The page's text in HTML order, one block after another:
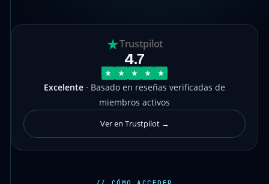
Trustpilot
4.7
Excelente · Basado en reseñas verificadas de
miembros activos
Ver en Trustpilot →